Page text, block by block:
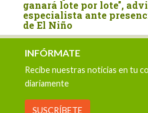
advierte
se contrajo
este año
INFÓRMATE
Recibe nuestras noticias en tu
diariamente
SUSCRÍBETE